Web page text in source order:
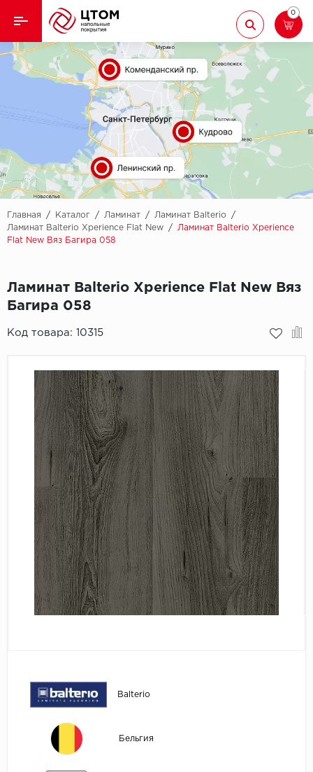
Назад
Кварцвиниловая плитка
Назад
Aberhof
Adelar
Alfa
AllureFloor
Alpine floor
Bonkeel
Classen
CorkArt Vinyl
CronaFloor
Damy Floor
Decoria
Dolce Flooring
ECO Parquet
Ламинат
Ковролин
Линолеум
Паркет
Паркетная доска
Подложка
Пробковое покрытие
0
Главная / Каталог / Ламинат / Ламинат Balterio
/
Ламинат Balterio Xperience Flat New
/
Ламинат Balterio Xperience
Flat New Вяз Багира 058
Ламинат Balterio Xperience Flat New Вяз
Багира 058
Код товара: 10315
Balterio
Бельгия